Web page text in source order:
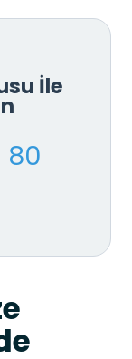
İle
80